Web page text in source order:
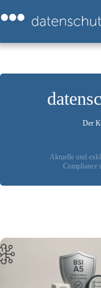
Inhalt
springen
Der
Aktuelle und
Compliance